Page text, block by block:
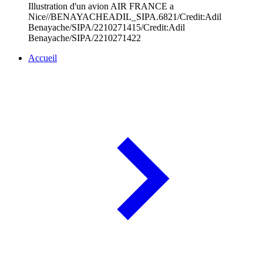
Illustration d'un avion AIR FRANCE a
Nice//BENAYACHEADIL_SIPA.6821/Credit:Adil
Benayache/SIPA/2210271415/Credit:Adil
Benayache/SIPA/2210271422
Accueil